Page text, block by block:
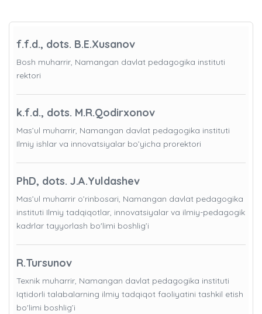
f.f.d., dots. B.E.Xusanov
Bosh muharrir, Namangan davlat pedagogika instituti
rektori
k.f.d., dots. M.R.Qodirxonov
Mas’ul muharrir, Namangan davlat pedagogika instituti
Ilmiy ishlar va innovatsiyalar bo’yicha prorektori
PhD, dots. J.A.Yuldashev
Mas’ul muharrir o’rinbosari, Namangan davlat pedagogika
instituti Ilmiy tadqiqotlar, innovatsiyalar va ilmiy-pedagogik
kadrlar tayyorlash bo'limi boshlig’i
R.Tursunov
Texnik muharrir, Namangan davlat pedagogika instituti
Iqtidorli talabalarning ilmiy tadqiqot faoliyatini tashkil etish
bo'limi boshlig’i